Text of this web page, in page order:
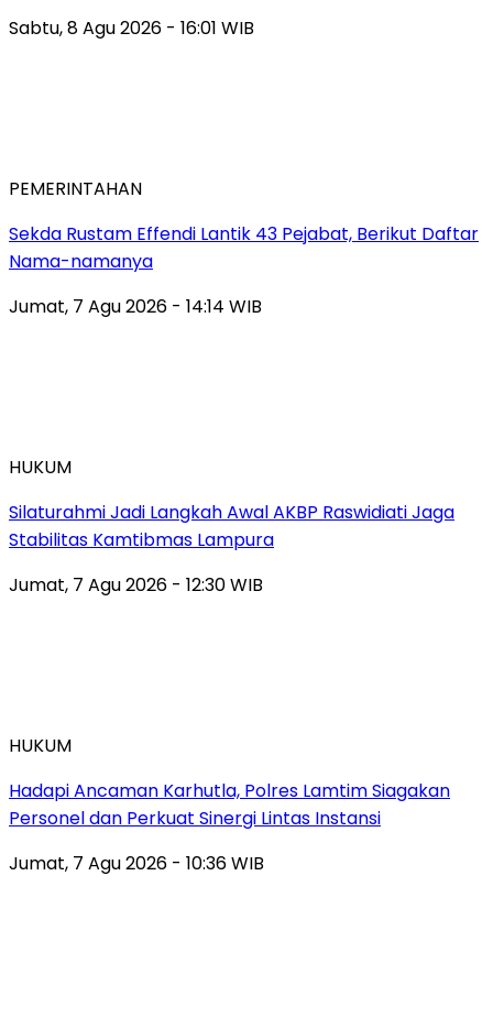
Sabtu, 8 Agu 2026 - 16:01 WIB
PEMERINTAHAN
Sekda Rustam Effendi Lantik 43 Pejabat, Berikut Daftar
Nama-namanya
Jumat, 7 Agu 2026 - 14:14 WIB
HUKUM
Silaturahmi Jadi Langkah Awal AKBP Raswidiati Jaga
Stabilitas Kamtibmas Lampura
Jumat, 7 Agu 2026 - 12:30 WIB
HUKUM
Hadapi Ancaman Karhutla, Polres Lamtim Siagakan
Personel dan Perkuat Sinergi Lintas Instansi
Jumat, 7 Agu 2026 - 10:36 WIB